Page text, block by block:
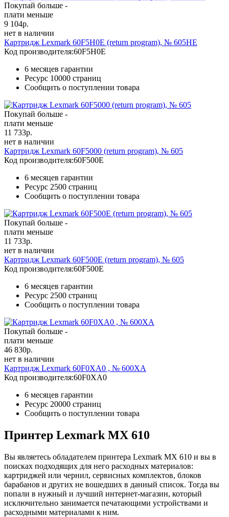
Покупай больше -
плати меньше
9 104р.
нет в наличии
Картридж Lexmark 60F5H0E (return program), № 605HE
Код производителя:60F5H0E
6 месяцев гарантии
Ресурс 10000 страниц
Сообщить о поступлении товара
Покупай больше -
плати меньше
11 733р.
нет в наличии
Картридж Lexmark 60F5000 (return program), № 605
Код производителя:60F500E
6 месяцев гарантии
Ресурс 2500 страниц
Сообщить о поступлении товара
Покупай больше -
плати меньше
11 733р.
нет в наличии
Картридж Lexmark 60F500E (return program), № 605
Код производителя:60F500E
6 месяцев гарантии
Ресурс 2500 страниц
Сообщить о поступлении товара
Покупай больше -
плати меньше
46 830р.
нет в наличии
Картридж Lexmark 60F0XA0 , № 600XA
Код производителя:60F0XA0
6 месяцев гарантии
Ресурс 20000 страниц
Сообщить о поступлении товара
Принтер Lexmark MX 610
Вы являетесь обладателем принтера Lexmark MX 610 и вы в
поисках подходящих для него расходных материалов:
картриджей или чернил, сервисных комплектов, блоков
барабанов и других не вошедших в данный список. Тогда вы
попали в нужный и лучший интернет-магазин, который
исключительно занимается печатающими устройствами и
расходными материалами к ним.